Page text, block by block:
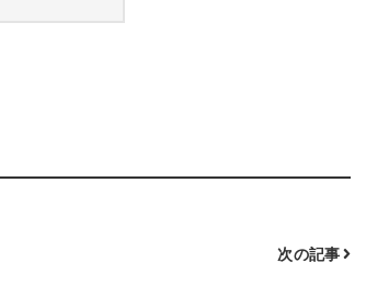
次の記事